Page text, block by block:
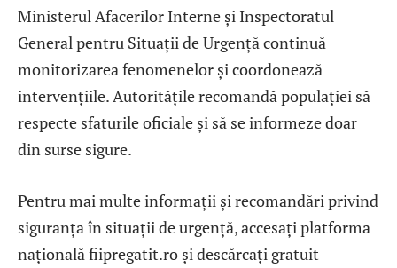
Ministerul Afacerilor Interne și Inspectoratul
General pentru Situații de Urgență continuă
monitorizarea fenomenelor și coordonează
intervențiile. Autoritățile recomandă populației să
respecte sfaturile oficiale și să se informeze doar
din surse sigure.
Pentru mai multe informații și recomandări privind
siguranța în situații de urgență, accesați platforma
națională fiipregatit.ro și descărcați gratuit